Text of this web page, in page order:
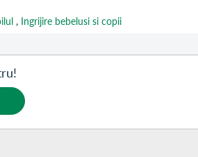
, Ingrijire bebelusi si copii